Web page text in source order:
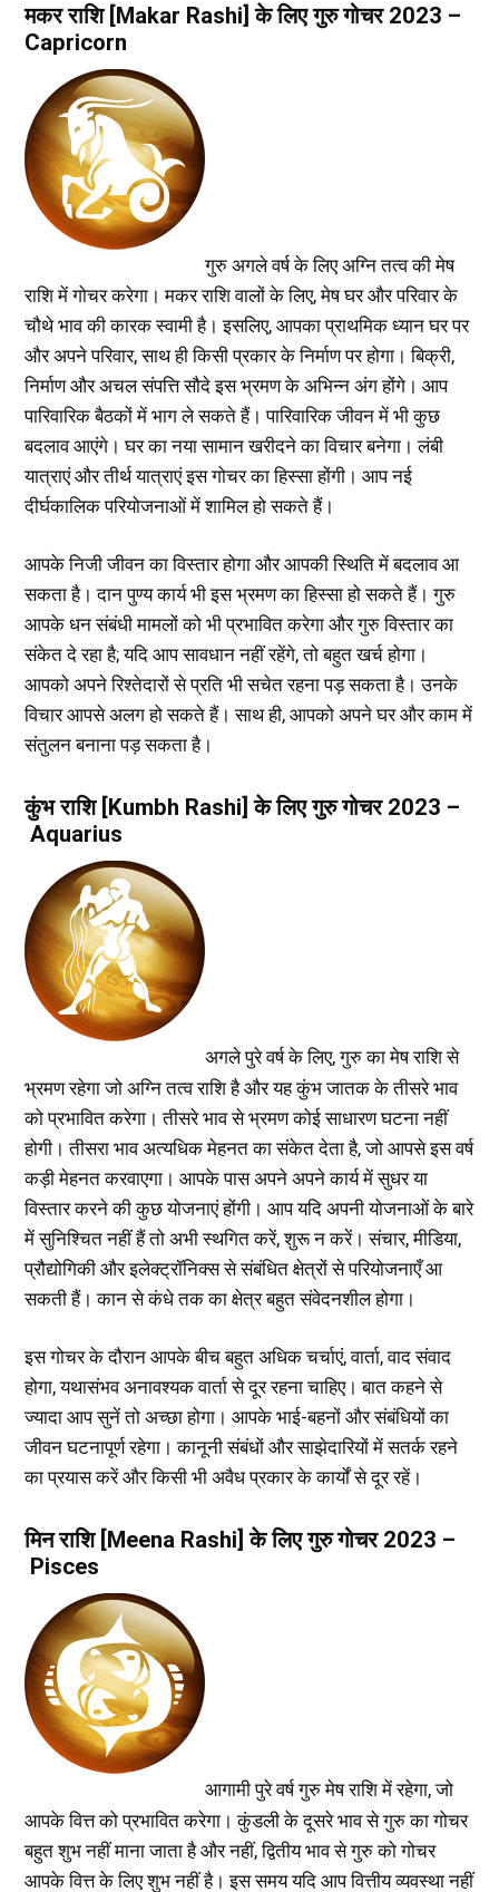
मकर राशि [Makar Rashi] के लिए गुरु गोचर 2023 –
Capricorn
गुरु अगले वर्ष के लिए अग्नि तत्व की मेष
राशि में गोचर करेगा। मकर राशि वालों के लिए, मेष घर और परिवार के
चौथे भाव की कारक स्वामी है। इसलिए, आपका प्राथमिक ध्यान घर पर
और अपने परिवार, साथ ही किसी प्रकार के निर्माण पर होगा। बिक्री,
निर्माण और अचल संपत्ति सौदे इस भ्रमण के अभिन्न अंग होंगे। आप
पारिवारिक बैठकों में भाग ले सकते हैं। पारिवारिक जीवन में भी कुछ
बदलाव आएंगे। घर का नया सामान खरीदने का विचार बनेगा। लंबी
यात्राएं और तीर्थ यात्राएं इस गोचर का हिस्सा होंगी। आप नई
दीर्घकालिक परियोजनाओं में शामिल हो सकते हैं।
आपके निजी जीवन का विस्तार होगा और आपकी स्थिति में बदलाव आ
सकता है। दान पुण्य कार्य भी इस भ्रमण का हिस्सा हो सकते हैं। गुरु
आपके धन संबंधी मामलों को भी प्रभावित करेगा और गुरु विस्तार का
संकेत दे रहा है; यदि आप सावधान नहीं रहेंगे, तो बहुत खर्च होगा।
आपको अपने रिश्तेदारों से प्रति भी सचेत रहना पड़ सकता है। उनके
विचार आपसे अलग हो सकते हैं। साथ ही, आपको अपने घर और काम में
संतुलन बनाना पड़ सकता है।
कुंभ राशि [Kumbh Rashi] के लिए गुरु गोचर 2023 –
Aquarius
अगले पुरे वर्ष के लिए, गुरु का मेष राशि से
भ्रमण रहेगा जो अग्नि तत्व राशि है और यह कुंभ जातक के तीसरे भाव
को प्रभावित करेगा। तीसरे भाव से भ्रमण कोई साधारण घटना नहीं
होगी। तीसरा भाव अत्यधिक मेहनत का संकेत देता है, जो आपसे इस वर्ष
कड़ी मेहनत करवाएगा। आपके पास अपने अपने कार्य में सुधर या
विस्तार करने की कुछ योजनाएं होंगी। आप यदि अपनी योजनाओं के बारे
में सुनिश्चित नहीं हैं तो अभी स्थगित करें, शुरू न करें। संचार, मीडिया,
प्रौद्योगिकी और इलेक्ट्रॉनिक्स से संबंधित क्षेत्रों से परियोजनाएँ आ
सकती हैं। कान से कंधे तक का क्षेत्र बहुत संवेदनशील होगा।
इस गोचर के दौरान आपके बीच बहुत अधिक चर्चाएं, वार्ता, वाद संवाद
होगा, यथासंभव अनावश्यक वार्ता से दूर रहना चाहिए। बात कहने से
ज्यादा आप सुनें तो अच्छा होगा। आपके भाई-बहनों और संबंधियों का
जीवन घटनापूर्ण रहेगा। कानूनी संबंधों और साझेदारियों में सतर्क रहने
का प्रयास करें और किसी भी अवैध प्रकार के कार्यों से दूर रहें।
मिन राशि [Meena Rashi] के लिए गुरु गोचर 2023 –
Pisces
आगामी पुरे वर्ष गुरु मेष राशि में रहेगा, जो
आपके वित्त को प्रभावित करेगा। कुंडली के दूसरे भाव से गुरु का गोचर
बहुत शुभ नहीं माना जाता है और नहीं, द्वितीय भाव से गुरु को गोचर
आपके वित्त के लिए शुभ नहीं है। इस समय यदि आप वित्तीय व्यवस्था नहीं